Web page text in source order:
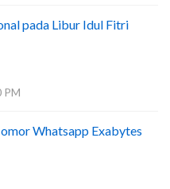
pada Libur Idul Fitri
PM
Whatsapp Exabytes